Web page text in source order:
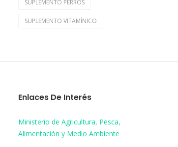
SUPLEMENTO PERROS
SUPLEMENTO VITAMÍNICO
Enlaces De Interés
Ministerio de Agricultura, Pesca,
Alimentación y Medio Ambiente